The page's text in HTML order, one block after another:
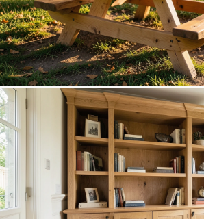
Tables de pique-nique
Mobilier extérieur robuste pour espaces